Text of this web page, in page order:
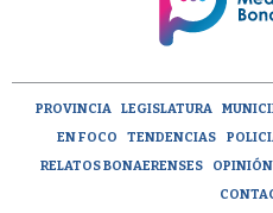
PROVINCIA LEGISLATURA
EN FOCO
TENDENCIAS
RELATOS BONAERENSES
OPINIÓN